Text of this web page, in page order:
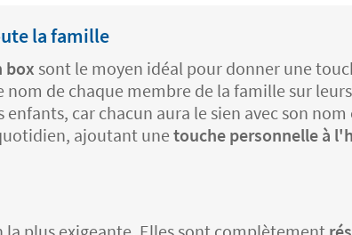
la famille
box sont le moyen idéal pour donner une
de chaque membre de la famille sur
car chacun aura le sien avec son
ajoutant unetouche personnelle à